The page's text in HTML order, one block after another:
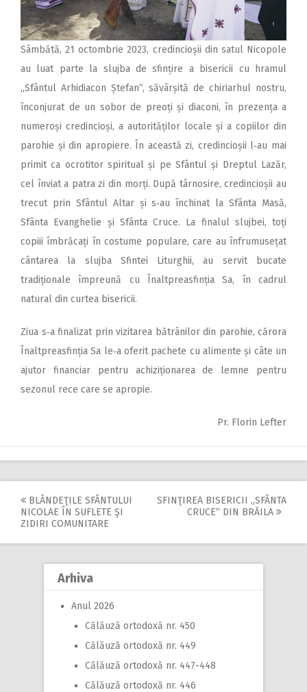
Sâmbătă, 21 octombrie 2023, credincioșii din satul Nicopole
au luat parte la slujba de sfințire a bisericii cu hramul
,,Sfântul Arhidiacon Ștefan“, săvârșită de chiriarhul nostru,
înconjurat de un sobor de preoți și diaconi, în prezența a
numeroși credincioși, a autorităților locale și a copiilor din
parohie și din apropiere. În această zi, credincioșii l‑au mai
primit ca ocrotitor spiritual și pe Sfântul și Dreptul Lazăr,
cel înviat a patra zi din morți. După târnosire, credincioșii au
trecut prin Sfântul Altar și s‑au închinat la Sfânta Masă,
Sfânta Evanghelie și Sfânta Cruce. La finalul slujbei, toți
copiii îmbrăcați în costume populare, care au înfrumusețat
cântarea la slujba Sfintei Liturghii, au servit bucate
tradiționale împreună cu Înaltpreasfinția Sa, în cadrul
natural din curtea bisericii.
Ziua s‑a finalizat prin vizitarea bătrânilor din parohie, cărora
Înaltpreasfinția Sa le‑a oferit pachete cu alimente și câte un
ajutor financiar pentru achiziționarea de lemne pentru
sezonul rece care se apropie.
Pr. Florin Lefter
Post
navigation
BLÂNDEŢILE SFÂNTULUI
NICOLAE ÎN SUFLETE ŞI
ZIDIRI COMUNITARE
SFINŢIREA BISERICII „SFÂNTA
CRUCE“ DIN BRĂILA
Arhiva
Anul 2026
Călăuză ortodoxă nr. 450
Călăuză ortodoxă nr. 449
Călăuză ortodoxă nr. 447-448
Călăuză ortodoxă nr. 446